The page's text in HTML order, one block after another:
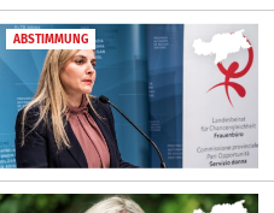
ABSTIMMUNG